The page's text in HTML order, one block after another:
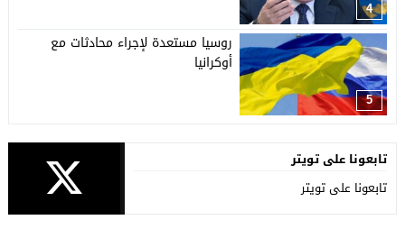
4
5
روسيا مستعدة لإجراء محادثات مع
أوكرانيا
تابعونا على تويتر
تابعونا على تويتر